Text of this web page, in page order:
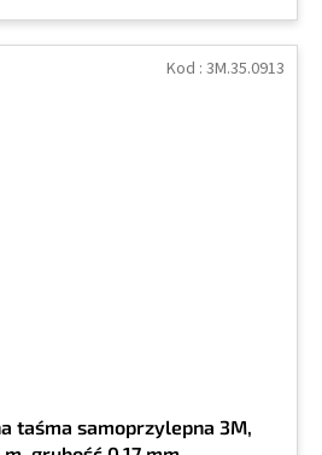
taśma samoprzylepna 3M,
Kod : 3M.35.0913